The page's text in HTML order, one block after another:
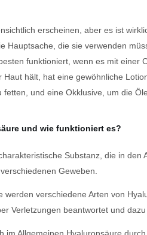
erscheinen, aber es ist
Hauptsache, die sie verwenden
funktioniert, wenn es mit einer
Haut hält, hat eine gewöhnliche
und eine Okklusive, um die
und wie funktioniert es?
Substanz, die in
Geweben.
werden verschiedene Arten von
Verletzungen beantwortet und
im Allgemeinen Hyaluronsäure